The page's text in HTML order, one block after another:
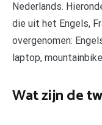
Nederlands.
die uit het Engels,
overgenomen:
laptop,
Wat zijn de